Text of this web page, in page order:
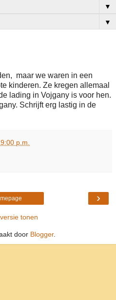
▼
▼
maar we waren in een
kinderen. Ze kregen allemaal
lading in Vojgany is voor hen.
Schrijft erg lastig in de
p.m.
›
tonen
door Blogger.